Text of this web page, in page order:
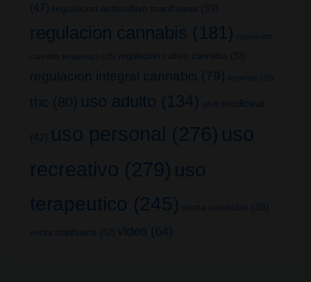
(47) regulacion autocultivo marihuana (39)
regulacion cannabis (181) regulacion
cannabis terapeutico (25) regulacion cultivo cannabis (33)
regulacion integral cannabis (79) terpenos (25)
thc (80) uso adulto (134) uso medicinal
(42) uso personal (276) uso
recreativo (279) uso
terapeutico (245) venta cannabis (38)
venta marihuana (32) video (64)